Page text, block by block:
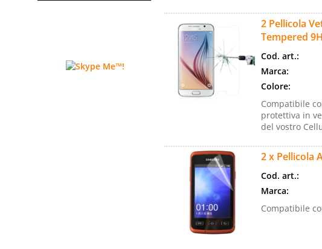
2 Pellicola
Tempered
Cod. art.:
Marca:
Colore:
Compatibile
protettiva in
del vostro
2 x Pellicola
Cod. art.:
Marca:
Compatibile